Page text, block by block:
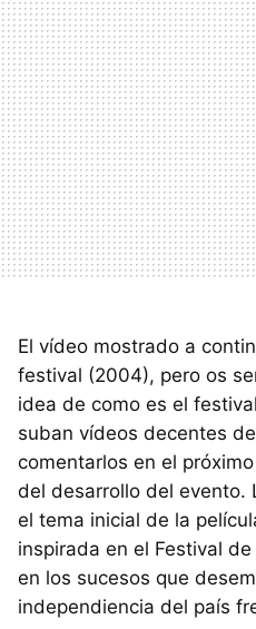
El vídeo mostrado a
festival (2004), pero os
idea de como es el
suban vídeos decentes
comentarlos en el
del desarrollo del evento.
el tema inicial de la
inspirada en el Festival
en los sucesos que
independiencia del país